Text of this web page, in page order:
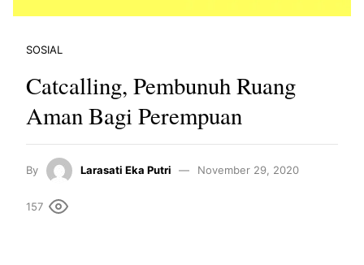
SOSIAL
Catcalling, Pembunuh Ruang
Aman Bagi Perempuan
By Larasati Eka Putri November 29, 2020
157